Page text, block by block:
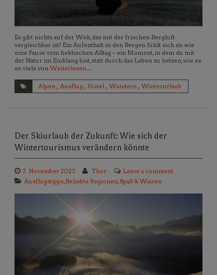
Es gibt nichts auf der Welt, das mit der frischen Bergluft
vergleichbar ist! Ein Aufenthalt in den Bergen fühlt sich an wie
eine Pause vom hektischen Alltag – ein Moment, in dem du mit
der Natur im Einklang bist, statt durch das Leben zu hetzen, wie es
so viele von Weiterlesen…
Alpen , Ausflug , Hotel , Wandern , Winterurlaub
Der Skiurlaub der Zukunft: Wie sich der
Wintertourismus verändern könnte
7. November 2023 Thor
Leave a comment
Ausflugstipps, Beliebte Regionen,Spaß & Wissen